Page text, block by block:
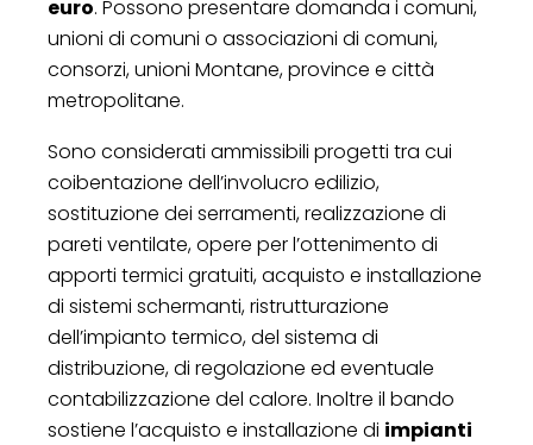
euro. Possono presentare domanda i comuni,
unioni di comuni o associazioni di comuni,
consorzi, unioni Montane, province e città
metropolitane.
Sono considerati ammissibili progetti tra cui
coibentazione dell’involucro edilizio,
sostituzione dei serramenti, realizzazione di
pareti ventilate, opere per l’ottenimento di
apporti termici gratuiti, acquisto e installazione
di sistemi schermanti, ristrutturazione
dell’impianto termico, del sistema di
distribuzione, di regolazione ed eventuale
contabilizzazione del calore. Inoltre il bando
sostiene l’acquisto e installazione di impianti